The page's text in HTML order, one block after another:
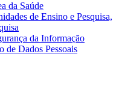
da Saúde
de Ensino e Pesquisa,
da Informação
de Dados Pessoais